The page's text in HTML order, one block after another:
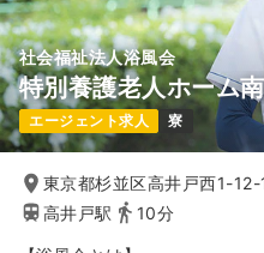
社会福祉法人浴風会
特別養護老人ホーム
エージェント求人 寮
東京都杉並区高井戸西1-12-
高井戸駅
10分